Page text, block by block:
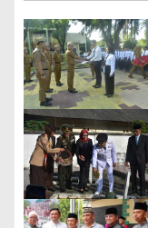
g
a
s
i
p
o